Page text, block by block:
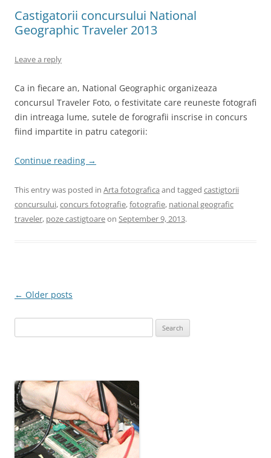
Castigatorii concursului National
Geographic Traveler 2013
Leave a reply
Ca in fiecare an, National Geographic organizeaza
concursul Traveler Foto, o festivitate care reuneste fotografi
din intreaga lume, sutele de forografii inscrise in concurs
fiind impartite in patru categorii:
Continue reading →
This entry was posted in Arta fotografica and tagged castigtorii
concursului,concurs fotografie,fotografie, national geografic
traveler, poze castigtoareon September 9, 2013.
Post
← Older posts
for: